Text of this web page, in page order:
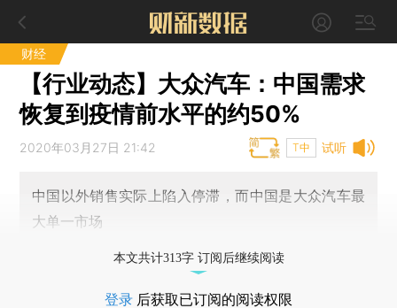
财经
【行业动态】大众汽车：中国需求
恢复到疫情前水平的约50%
试听
2020年03月27日 21:42 T中
中国以外销售实际上陷入停滞，而中国是大众汽车最
大单一市场
本文共计313字 订阅后继续阅读
登录 后获取已订阅的阅读权限